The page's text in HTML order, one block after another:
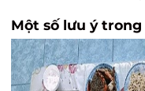
Một số lưu ý